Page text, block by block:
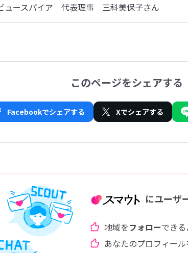
ースパイア　代表理事　三科美保子さん
このページをシェアする
Facebookでシェアする Xでシェアする
にユーザ
地域をフォローできる
あなたのプロフィー